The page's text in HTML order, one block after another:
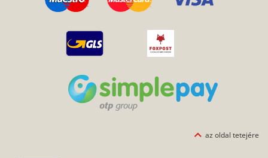
az oldal tetejére